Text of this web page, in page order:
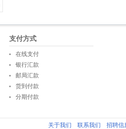
支付方式
在线支付
银行汇款
邮局汇款
货到付款
分期付款
关于我们 联系我们
招聘信